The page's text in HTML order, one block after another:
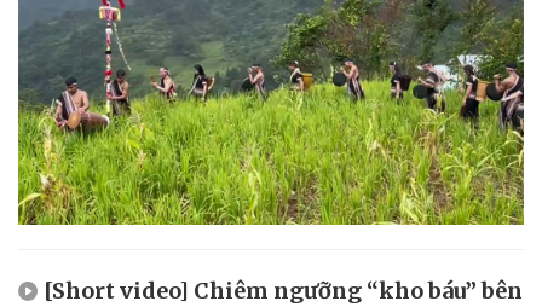
[Short video] Chiêm ngưỡng “kho báu” bên